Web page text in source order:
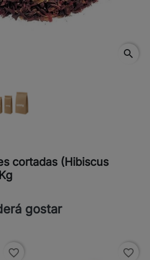
search
cortadas (Hibiscus
gostar
favorite_border favorite_border